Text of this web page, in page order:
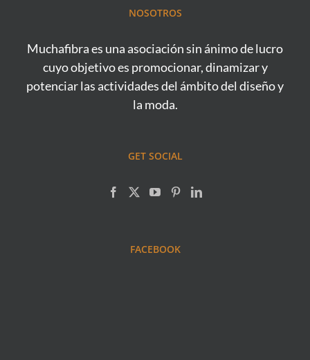
NOSOTROS
Muchafibra es una asociación sin ánimo de lucro
cuyo objetivo es promocionar, dinamizar y
potenciar las actividades del ámbito del diseño y
la moda.
GET SOCIAL
FACEBOOK